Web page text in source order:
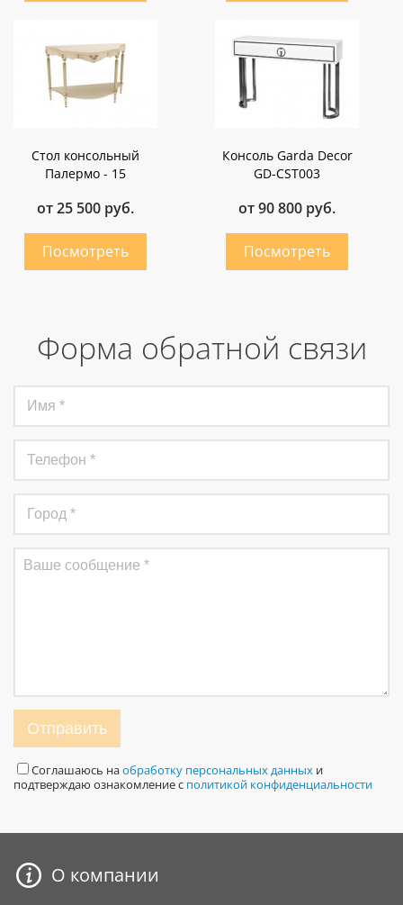
Стол консольный
Палермо - 15
от 25 500 руб.
Консоль Garda Decor
GD-CST003
от 90 800 руб.
Форма обратной связи
Отправить
Соглашаюсь наобработку персональных данных и
подтверждаю ознакомление с политикой конфиденциальности
О компании